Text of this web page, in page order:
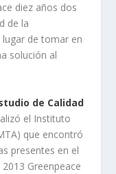
diez años dos
de la
de tomar en
solución al
de Calidad
el Instituto
que encontró
presentes en el
Greenpeace